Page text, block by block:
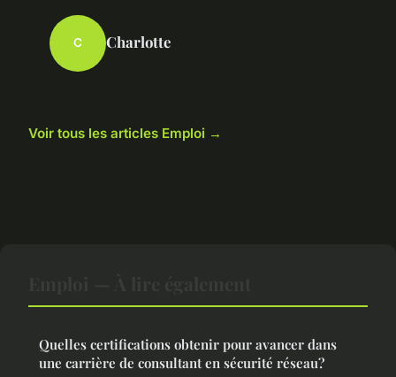
C Charlotte
Voir tous les articles Emploi →
Quelles certifications obtenir pour avancer dans
une carrière de consultant en sécurité réseau?